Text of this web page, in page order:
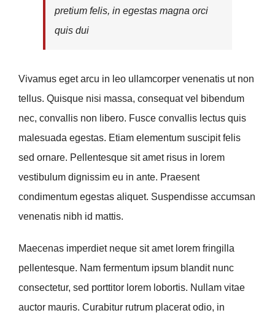
pretium felis, in egestas magna orci
quis dui
Vivamus eget arcu in leo ullamcorper venenatis ut non
tellus. Quisque nisi massa, consequat vel bibendum
nec, convallis non libero. Fusce convallis lectus quis
malesuada egestas. Etiam elementum suscipit felis
sed ornare. Pellentesque sit amet risus in lorem
vestibulum dignissim eu in ante. Praesent
condimentum egestas aliquet. Suspendisse accumsan
venenatis nibh id mattis.
Maecenas imperdiet neque sit amet lorem fringilla
pellentesque. Nam fermentum ipsum blandit nunc
consectetur, sed porttitor lorem lobortis. Nullam vitae
auctor mauris. Curabitur rutrum placerat odio, in